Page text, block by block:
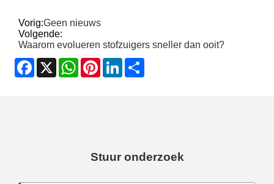
Vorig:Geen nieuws
Volgende:
Waarom evolueren stofzuigers sneller dan ooit?
Facebook
X WhatsApp
PinterestLinkedIn
Stuur onderzoek